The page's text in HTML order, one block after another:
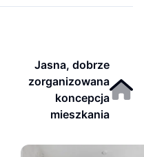
Jasna, dobrze
zorganizowana
koncepcja
mieszkania